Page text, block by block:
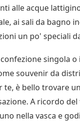
alle acque
ai sali da bagno
un po' speciali
singola
souvenir da
te, è bello trovare
A ricordo
nella vasca e